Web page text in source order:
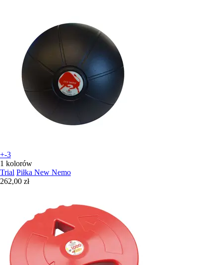
+-3
1 kolorów
Trial Piłka New Nemo
262,00 zł